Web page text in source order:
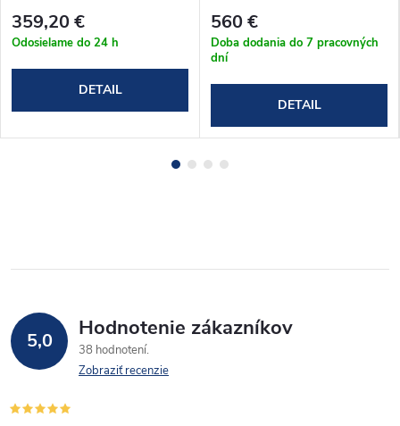
359,20 €
Odosielame do 24 h
DETAIL
(WELLNESSBLACKB2CR16062)
560 €
Doba dodania do 7 pracovných
dní
DETAIL
5,0 Hodnotenie zákazníkov
38 hodnotení
Zobraziť recenzie